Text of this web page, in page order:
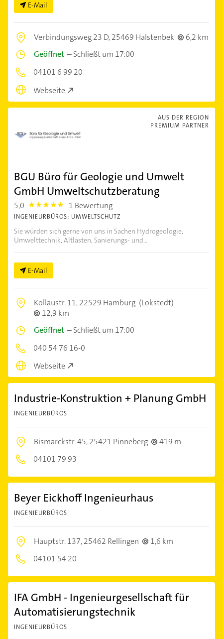
E-Mail
Verbindungsweg 23 D,25469 Halstenbek
6,2 km
Geöffnet –Schließt um 17:00
04101 6 99 20
Webseite
AUS DER REGION
PREMIUM PARTNER
BGU Büro für Geologie und Umwelt
GmbH Umweltschutzberatung
5,0 5.0 1 Bewertung
INGENIEURBÜROS: UMWELTSCHUTZ
Sie würden sich gerne von uns in Sachen Hydrogeologie,
Umwelttechnik, Altlasten, Sanierungs- und...
E-Mail
Kollaustr. 11,22529 Hamburg (Lokstedt)
12,9 km
Geöffnet –Schließt um 17:00
040 54 76 16-0
Webseite
Industrie-Konstruktion + Planung GmbH
INGENIEURBÜROS
Bismarckstr. 45,25421 Pinneberg
419 m
04101 79 93
Beyer Eickhoff Ingenieurhaus
INGENIEURBÜROS
Hauptstr. 137,25462 Rellingen
1,6 km
04101 54 20
IFA GmbH - Ingenieurgesellschaft für
Automatisierungstechnik
INGENIEURBÜROS